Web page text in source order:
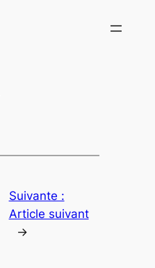
Suivante :
Article suivant
→